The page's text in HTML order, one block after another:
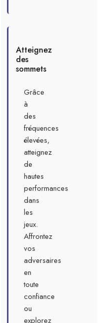
Atteignez
des
sommets
Grâce
à
des
fréquences
élevées,
atteignez
de
hautes
performances
dans
les
jeux.
Affrontez
vos
adversaires
en
toute
confiance
ou
explorez